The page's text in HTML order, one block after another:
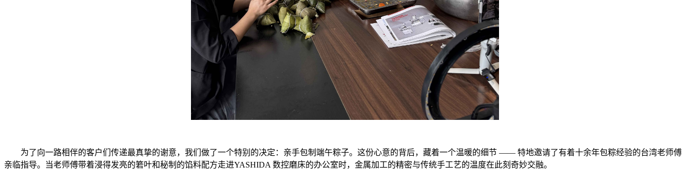
为了向一路相伴的客户们传递最真挚的谢意，我们做了一个特别的决定：亲手包制端午粽子。这份心意的背后，藏着一个温暖的细节 —— 特地邀请了有着十余年包粽经验的台湾老师傅
亲临指导。当老师傅带着浸得发亮的箬叶和秘制的馅料配方走进YASHIDA 数控磨床的办公室时，金属加工的精密与传统手工艺的温度在此刻奇妙交融。